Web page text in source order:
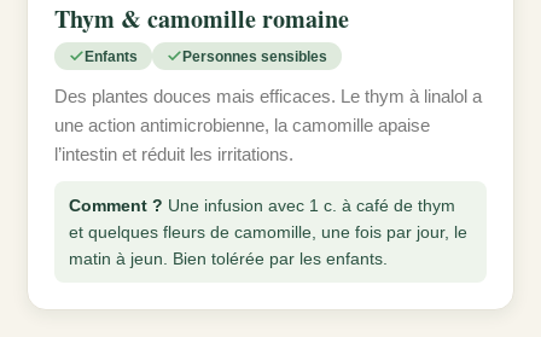
Thym & camomille romaine
Enfants Personnes sensibles
Des plantes douces mais efficaces. Le thym à linalol a
une action antimicrobienne, la camomille apaise
l’intestin et réduit les irritations.
Comment ? Une infusion avec 1 c. à café de thym
et quelques fleurs de camomille, une fois par jour, le
matin à jeun. Bien tolérée par les enfants.